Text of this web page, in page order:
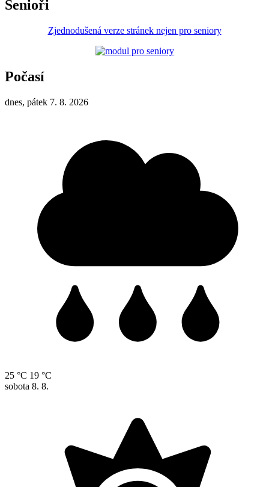
Senioři
Zjednodušená verze stránek nejen pro seniory
Počasí
dnes, pátek 7. 8. 2026
25 °C 19 °C
sobota 8. 8.